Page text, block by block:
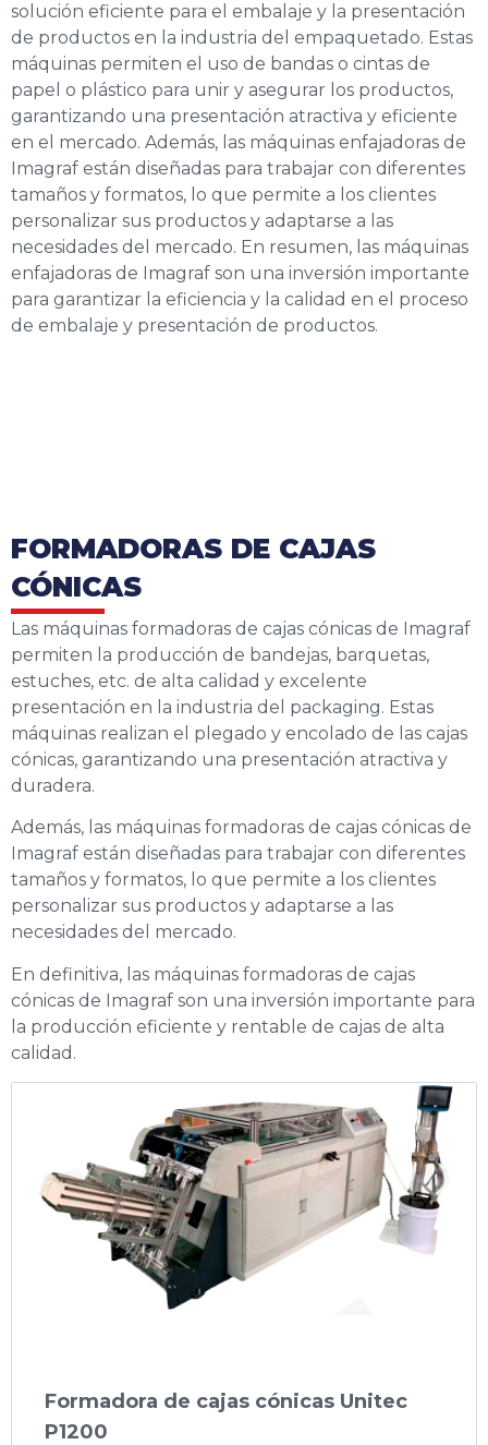
solución eficiente para el embalaje y la presentación
de productos en la industria del empaquetado. Estas
máquinas permiten el uso de bandas o cintas de
papel o plástico para unir y asegurar los productos,
garantizando una presentación atractiva y eficiente
en el mercado. Además, las máquinas enfajadoras de
Imagraf están diseñadas para trabajar con diferentes
tamaños y formatos, lo que permite a los clientes
personalizar sus productos y adaptarse a las
necesidades del mercado. En resumen, las máquinas
enfajadoras de Imagraf son una inversión importante
para garantizar la eficiencia y la calidad en el proceso
de embalaje y presentación de productos.
FORMADORAS DE CAJAS
CÓNICAS
Las máquinas formadoras de cajas cónicas de Imagraf
permiten la producción de bandejas, barquetas,
estuches, etc. de alta calidad y excelente
presentación en la industria del packaging. Estas
máquinas realizan el plegado y encolado de las cajas
cónicas, garantizando una presentación atractiva y
duradera.
Además, las máquinas formadoras de cajas cónicas de
Imagraf están diseñadas para trabajar con diferentes
tamaños y formatos, lo que permite a los clientes
personalizar sus productos y adaptarse a las
necesidades del mercado.
En definitiva, las máquinas formadoras de cajas
cónicas de Imagraf son una inversión importante para
la producción eficiente y rentable de cajas de alta
calidad.
Formadora de cajas cónicas Unitec
P1200